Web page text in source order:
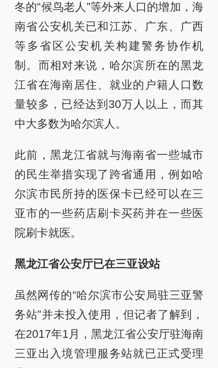
冬的“候鸟老人”等外来人口的增加，海
南省公安机关已和江苏、广东、广西
等多省区公安机关构建警务协作机
制。而相对来说，哈尔滨所在的黑龙
江省在海南居住、就业的户籍人口数
量较多，已经达到30万人以上，而其
中大多数为哈尔滨人。
此前，黑龙江省就与海南省一些城市
的民生举措实现了跨省通用，例如哈
尔滨市民所持的医保卡已经可以在三
亚市的一些药店刷卡买药并在一些医
院刷卡就医。
黑龙江省公安厅已在三亚设站
虽然网传的“哈尔滨市公安局驻三亚警
务站”并未投入使用，但记者了解到，
在2017年1月，黑龙江省公安厅驻海南
三亚出入境管理服务站就已正式受理